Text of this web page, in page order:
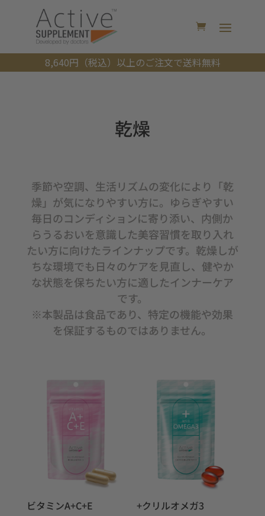
8,640円（税込）以上のご注文で送料無料
乾燥
季節や空調、生活リズムの変化により「乾
燥」が気になりやすい方に。ゆらぎやすい
毎日のコンディションに寄り添い、内側か
らうるおいを意識した美容習慣を取り入れ
たい方に向けたラインナップです。乾燥しが
ちな環境でも日々のケアを見直し、健やか
な状態を保ちたい方に適したインナーケア
です。
※本製品は食品であり、特定の機能や効果
を保証するものではありません。
ビタミンA+C+E +クリルオメガ3